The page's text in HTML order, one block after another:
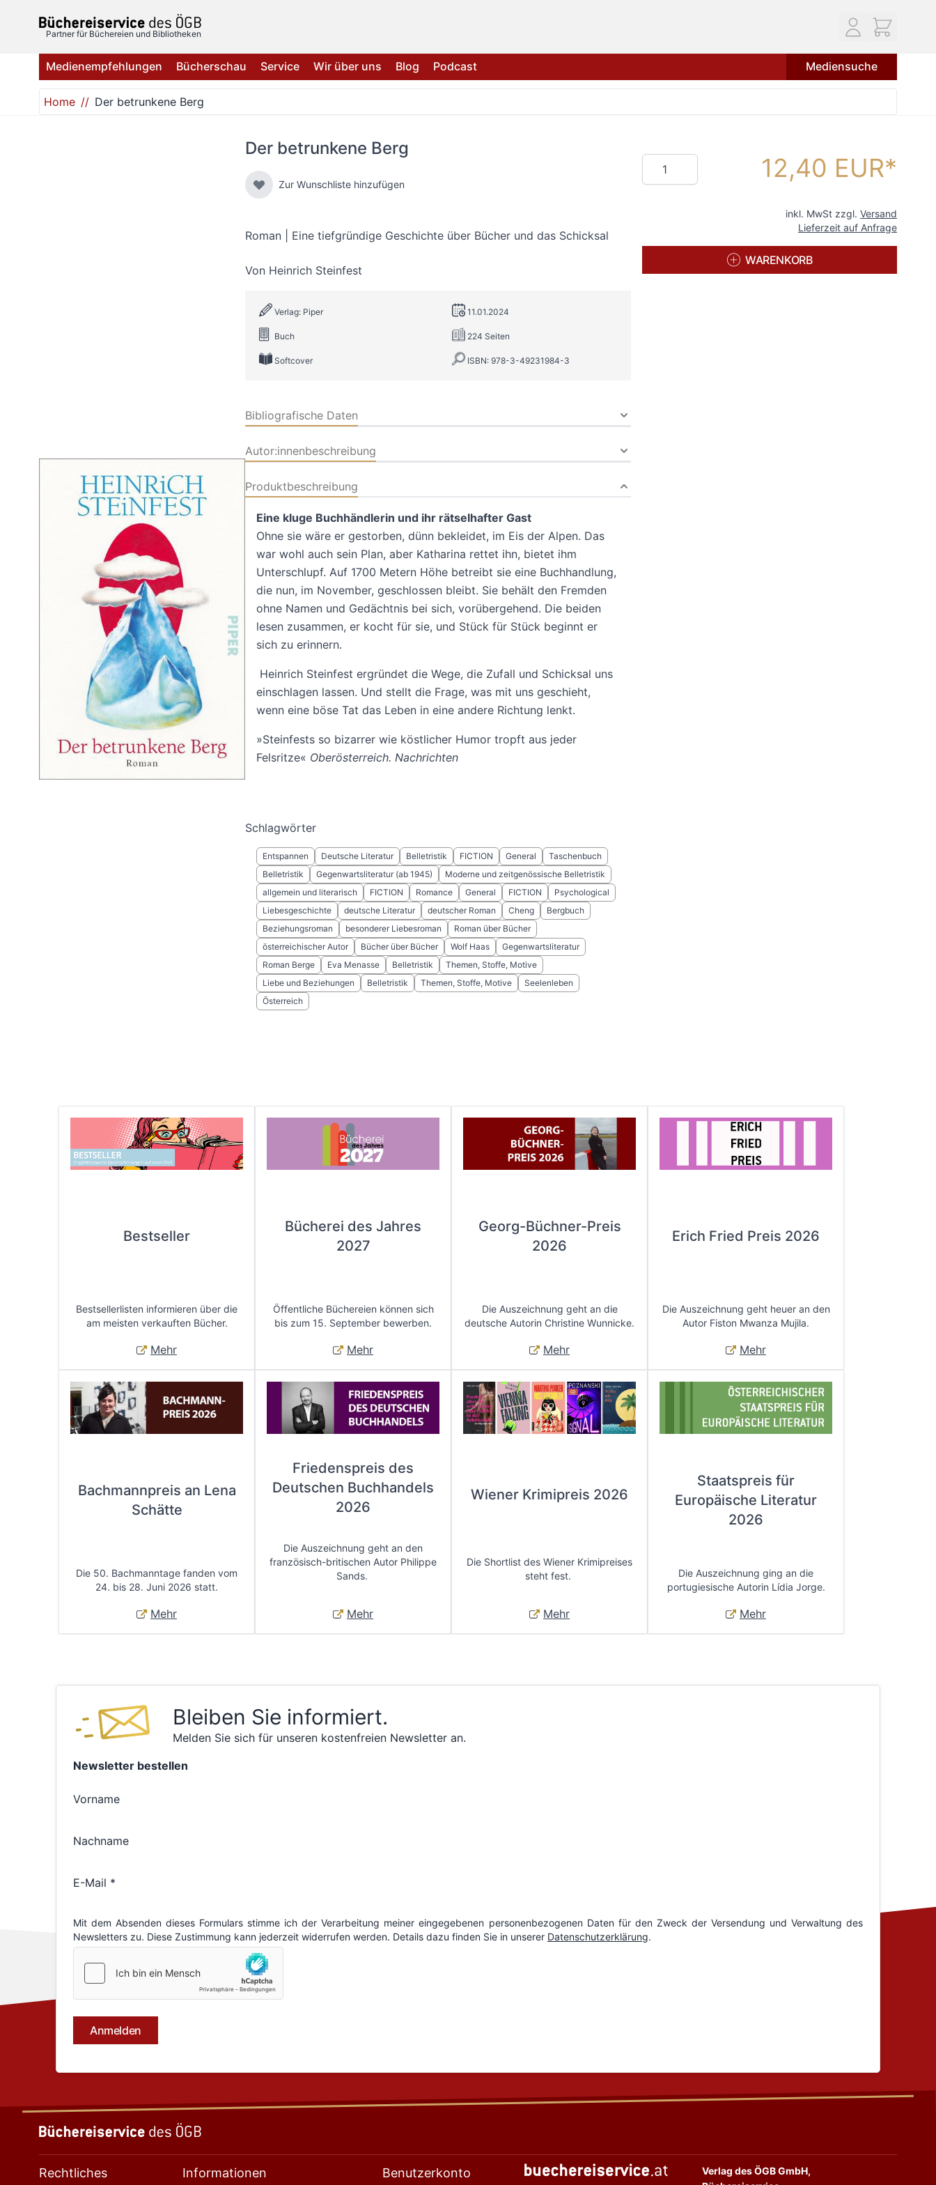
Partner für Büchereien und Bibliotheken
Medienempfehlungen Bücherschau Service Wir über uns Blog Podcast Mediensuche
Home Der betrunkene Berg
Der betrunkene Berg
Zur Wunschliste hinzufügen
Roman | Eine tiefgründige Geschichte über Bücher und das Schicksal
Von Heinrich Steinfest
Verlag: Piper 11.01.2024
Buch 224 Seiten
Softcover ISBN: 978-3-49231984-3
Bibliografische Daten
Autor:innenbeschreibung
Produktbeschreibung
Eine kluge Buchhändlerin und ihr rätselhafter Gast
Ohne sie wäre er gestorben, dünn bekleidet, im Eis der Alpen. Das
war wohl auch sein Plan, aber Katharina rettet ihn, bietet ihm
Unterschlupf. Auf 1700 Metern Höhe betreibt sie eine Buchhandlung,
die nun, im November, geschlossen bleibt. Sie behält den Fremden
ohne Namen und Gedächtnis bei sich, vorübergehend. Die beiden
lesen zusammen, er kocht für sie, und Stück für Stück beginnt er
sich zu erinnern.
Heinrich Steinfest ergründet die Wege, die Zufall und Schicksal uns
einschlagen lassen. Und stellt die Frage, was mit uns geschieht,
wenn eine böse Tat das Leben in eine andere Richtung lenkt.
»Steinfests so bizarrer wie köstlicher Humor tropft aus jeder
Felsritze« Oberösterreich. Nachrichten
Schlagwörter
Entspannen Deutsche Literatur Belletristik FICTION General
Taschenbuch
Belletristik
Gegenwartsliteratur (ab 1945)
Moderne und zeitgenössische Belletristik
allgemein und literarisch
FICTION Romance General FICTION
Psychological
Liebesgeschichte
deutsche Literatur deutscher Roman Cheng
Bergbuch
Beziehungsroman
besonderer Liebesroman
Roman über Bücher
österreichischer Autor
Bücher über Bücher Wolf Haas
Gegenwartsliteratur
Roman Berge
Eva Menasse Belletristik
Themen, Stoffe, Motive
Liebe und Beziehungen
Belletristik Themen, Stoffe, Motive
Seelenleben
Österreich
Menge 12,40 EUR
inkl. MwSt zzgl. Versand
Lieferzeit auf Anfrage
WARENKORB
Bestseller
Bestsellerlisten informieren über die
am meisten verkauften Bücher.
Mehr
Bücherei des Jahres
2027
Öffentliche Büchereien können sich
bis zum 15. September bewerben.
Mehr
Georg-Büchner-Preis
2026
Die Auszeichnung geht an die
deutsche Autorin Christine Wunnicke.
Mehr
Erich Fried Preis 2026
Die Auszeichnung geht heuer an den
Autor Fiston Mwanza Mujila.
Mehr
Bachmannpreis an Lena
Schätte
Die 50. Bachmanntage fanden vom
24. bis 28. Juni 2026 statt.
Mehr
Friedenspreis des
Deutschen Buchhandels
2026
Die Auszeichnung geht an den
französisch-britischen Autor Philippe
Sands.
Mehr
Wiener Krimipreis 2026
Die Shortlist des Wiener Krimipreises
steht fest.
Mehr
Staatspreis für
Europäische Literatur
2026
Die Auszeichnung ging an die
portugiesische Autorin Lídia Jorge.
Mehr
Bleiben Sie informiert.
Melden Sie sich für unseren kostenfreien Newsletter an.
Rechtliches Informationen Benutzerkonto
Verlag des ÖGB GmbH,